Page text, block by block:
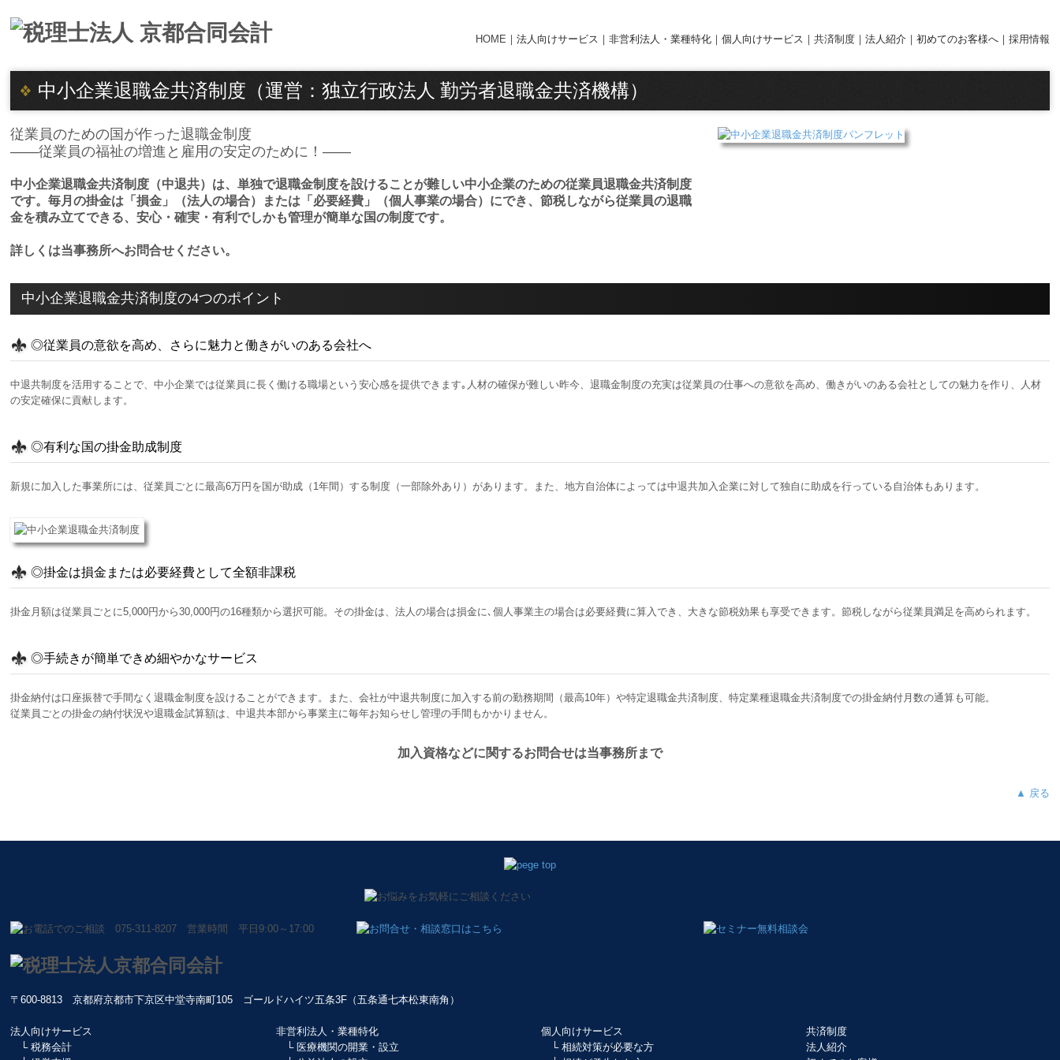
HOME ｜ 法人向けサービス ｜ 非営利法人・業種特化｜ 個人向けサービス｜ 共済制度｜ 法人紹介｜ 初めてのお客様へ｜ 採用情報
中小企業退職金共済制度（運営：独立行政法人 勤労者退職金共済機構）
従業員のための国が作った退職金制度
――従業員の福祉の増進と雇用の安定のために！――
中小企業退職金共済制度（中退共）は、単独で退職金制度を設けることが難しい中小企業のための従業員退職金共済制度
です。毎月の掛金は「損金」（法人の場合）または「必要経費」（個人事業の場合）にでき、節税しながら従業員の退職
金を積み立てできる、安心・確実・有利でしかも管理が簡単な国の制度です。
詳しくは当事務所へお問合せください。
中小企業退職金共済制度の4つのポイント
◎従業員の意欲を高め、さらに魅力と働きがいのある会社へ
中退共制度を活用することで、中小企業では従業員に長く働ける職場という安心感を提供できます｡人材の確保が難しい昨今、退職金制度の充実は従業員の仕事への意欲を高め、働きがいのある会社としての魅力を作り、人材
の安定確保に貢献します。
◎有利な国の掛金助成制度
新規に加入した事業所には、従業員ごとに最高6万円を国が助成（1年間）する制度（一部除外あり）があります。また、地方自治体によっては中退共加入企業に対して独自に助成を行っている自治体もあります。
◎掛金は損金または必要経費として全額非課税
掛金月額は従業員ごとに5,000円から30,000円の16種類から選択可能。その掛金は、法人の場合は損金に､個人事業主の場合は必要経費に算入でき、大きな節税効果も享受できます。節税しながら従業員満足を高められます。
◎手続きが簡単できめ細やかなサービス
掛金納付は口座振替で手間なく退職金制度を設けることができます。また、会社が中退共制度に加入する前の勤務期間（最高10年）や特定退職金共済制度、特定業種退職金共済制度での掛金納付月数の通算も可能。
従業員ごとの掛金の納付状況や退職金試算額は、中退共本部から事業主に毎年お知らせし管理の手間もかかりません。
加入資格などに関するお問合せは当事務所まで
▲ 戻る
〒600-8813京都府京都市下京区中堂寺南町105 ゴールドハイツ五条3F（五条通七本松東南角）
法人向けサービス
└税務会計
非営利法人・業種特化
└ 医療機関の開業・設立
個人向けサービス
└ 相続対策が必要な方
共済制度
法人紹介